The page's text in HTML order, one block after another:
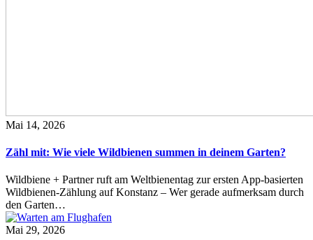
Mai 14, 2026
Zähl mit: Wie viele Wildbienen summen in deinem Garten?
Wildbiene + Partner ruft am Weltbienentag zur ersten App-basierten
Wildbienen-Zählung auf Konstanz – Wer gerade aufmerksam durch
den Garten…
Mai 29, 2026